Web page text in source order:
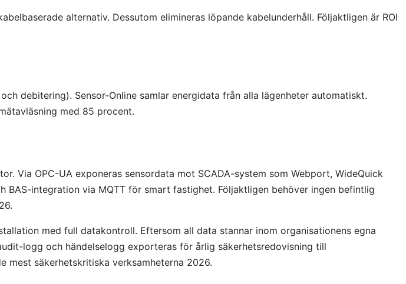
alternativ. Dessutom elimineras löpande kabelunderhåll. Följaktligen är ROI
debitering). Sensor-Online samlar energidata från alla lägenheter automatiskt.
med 85 procent.
Via OPC-UA exponeras sensordata mot SCADA-system som Webport, WideQuick
BAS-integration via MQTT för smart fastighet. Följaktligen behöver ingen befintlig
med full datakontroll. Eftersom all data stannar inom organisationens egna
logg och händelselogg exporteras för årlig säkerhetsredovisning till
mest säkerhetskritiska verksamheterna 2026.